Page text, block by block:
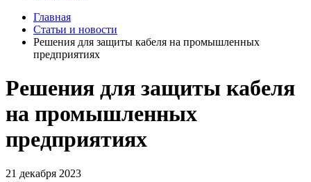
Главная
Статьи и новости
Решения для защиты кабеля на промышленных
предприятиях
Решения для защиты кабеля
на промышленных
предприятиях
21 декабря 2023